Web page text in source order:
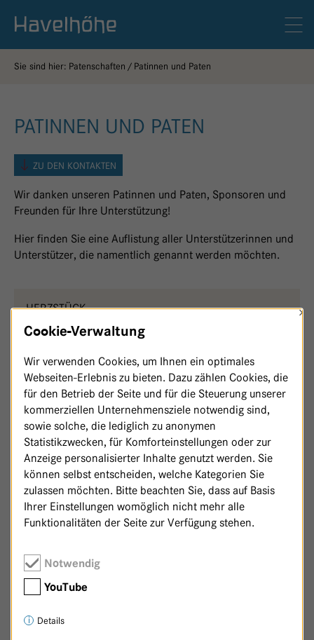
Sie sind hier: Patenschaften Patinnen und Paten
PATINNEN UND PATEN
ZU DEN KONTAKTEN
Wir danken unseren Patinnen und Paten, Sponsoren und
Freunden für Ihre Unterstützung!
Hier finden Sie eine Auflistung aller Unterstützerinnen und
Unterstützer, die namentlich genannt werden möchten.
HERZSTÜCK -
HAUPTHAUS
Zurück zur Patenschaftsseite
Cookie-Verwaltung
×
Wir verwenden Cookies, um Ihnen ein optimales
Webseiten-Erlebnis zu bieten. Dazu zählen Cookies, die
für den Betrieb der Seite und für die Steuerung unserer
kommerziellen Unternehmensziele notwendig sind,
sowie solche, die lediglich zu anonymen
Statistikzwecken, für Komforteinstellungen oder zur
Anzeige personalisierter Inhalte genutzt werden. Sie
können selbst entscheiden, welche Kategorien Sie
zulassen möchten. Bitte beachten Sie, dass auf Basis
Ihrer Einstellungen womöglich nicht mehr alle
Funktionalitäten der Seite zur Verfügung stehen.
Notwendig
YouTube
Details